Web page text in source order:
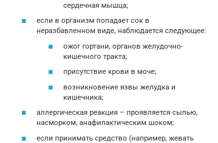
сердечная мышца;
если в организм попадает сок в
неразбавленном виде, наблюдается следующее:
ожог гортани, органов желудочно-
кишечного тракта;
присутствие крови в моче;
возникновение язвы желудка и
кишечника;
аллергическая реакция – проявляется сыпью,
насморком, анафилактическим шоком;
если принимать средство (например, жевать